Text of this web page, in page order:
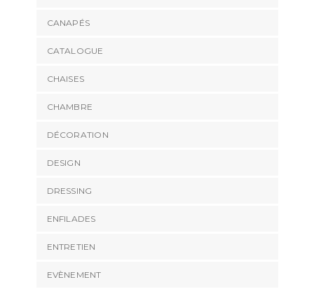
CANAPÉS
CATALOGUE
CHAISES
CHAMBRE
DÉCORATION
DESIGN
DRESSING
ENFILADES
ENTRETIEN
EVÈNEMENT